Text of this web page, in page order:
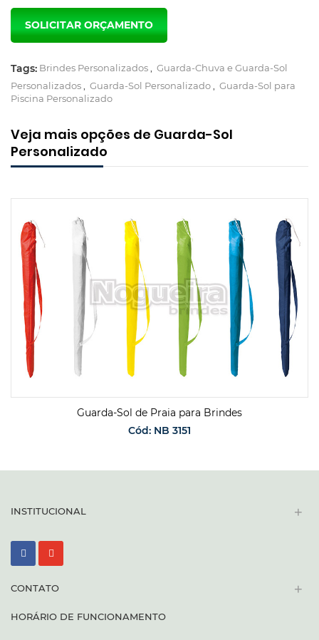
Tags: Brindes Personalizados
Guarda-Chuva e Guarda-Sol
Personalizados
Guarda-Sol Personalizado
Guarda-Sol para
Piscina Personalizado
Veja mais opções de Guarda-Sol
Personalizado
Guarda-Sol de Praia para Brindes
Cód: NB 3151
SOLICITAR ORÇAMENTO
INSTITUCIONAL +
CONTATO +
HORÁRIO DE FUNCIONAMENTO